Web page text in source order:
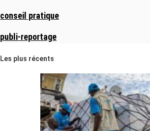
conseil pratique
publi-reportage
Les plus récents